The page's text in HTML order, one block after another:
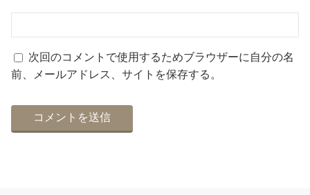
次回のコメントで使用するためブラウザーに自分の名
前、メールアドレス、サイトを保存する。